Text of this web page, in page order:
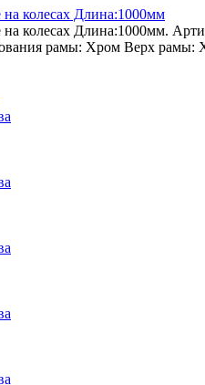
колесах Длина:1000мм
на колесах Длина:1000мм.
рамы: Хром Верх рамы: